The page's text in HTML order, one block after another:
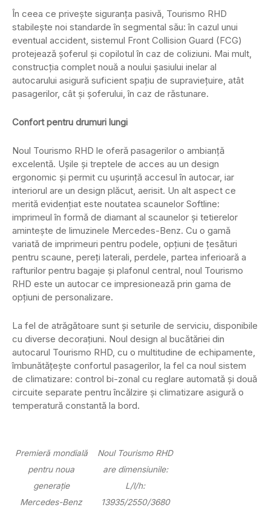
În ceea ce privește siguranța pasivă, Tourismo RHD
stabilește noi standarde în segmental său: în cazul unui
eventual accident, sistemul Front Collision Guard (FCG)
protejează șoferul și copilotul în caz de coliziuni. Mai mult,
construcția complet nouă a noului șasiului inelar al
autocarului asigură suficient spațiu de supraviețuire, atât
pasagerilor, cât și șoferului, în caz de răstunare.
Confort pentru drumuri lungi
Noul Tourismo RHD le oferă pasagerilor o ambianță
excelentă. Ușile și treptele de acces au un design
ergonomic și permit cu ușurință accesul în autocar, iar
interiorul are un design plăcut, aerisit. Un alt aspect ce
merită evidenţiat este noutatea scaunelor Softline:
imprimeul în formă de diamant al scaunelor și tetierelor
amintește de limuzinele Mercedes-Benz. Cu o gamă
variată de imprimeuri pentru podele, opțiuni de țesături
pentru scaune, pereți laterali, perdele, partea inferioară a
rafturilor pentru bagaje și plafonul central, noul Tourismo
RHD este un autocar ce impresionează prin gama de
opțiuni de personalizare.
La fel de atrăgătoare sunt și seturile de serviciu, disponibile
cu diverse decorațiuni. Noul design al bucătăriei din
autocarul Tourismo RHD, cu o multitudine de echipamente,
îmbunătățește confortul pasagerilor, la fel ca noul sistem
de climatizare: control bi-zonal cu reglare automată și două
circuite separate pentru încălzire și climatizare asigură o
temperatură constantă la bord.
Premieră mondială
pentru noua
generație
Mercedes-Benz
Noul Tourismo RHD
are dimensiunile:
L/l/h:
13935/2550/3680